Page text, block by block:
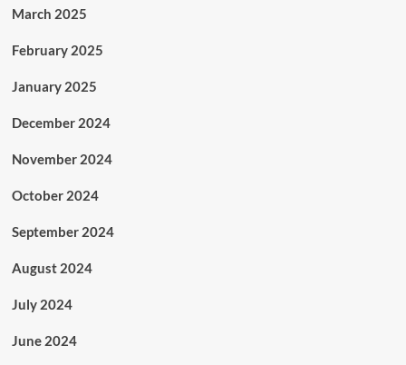
March 2025
February 2025
January 2025
December 2024
November 2024
October 2024
September 2024
August 2024
July 2024
June 2024